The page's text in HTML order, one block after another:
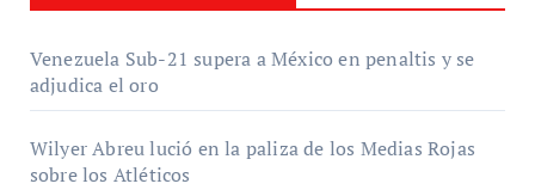
Venezuela Sub-21 supera a México en penaltis y se
adjudica el oro
Wilyer Abreu lució en la paliza de los Medias Rojas
sobre los Atléticos